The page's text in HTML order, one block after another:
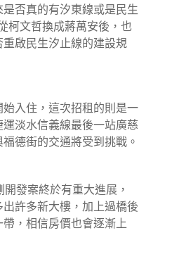
否真的有汐東線或是民生
柯文哲換成蔣萬安後，也
啟民生汐止線的建設規
入住，這次招租的則是一
淡水信義線最後一站廣慈
德街的交通將受到挑戰。
發案終於有重大進展，
許多新大樓，加上過橋後
，相信房價也會逐漸上